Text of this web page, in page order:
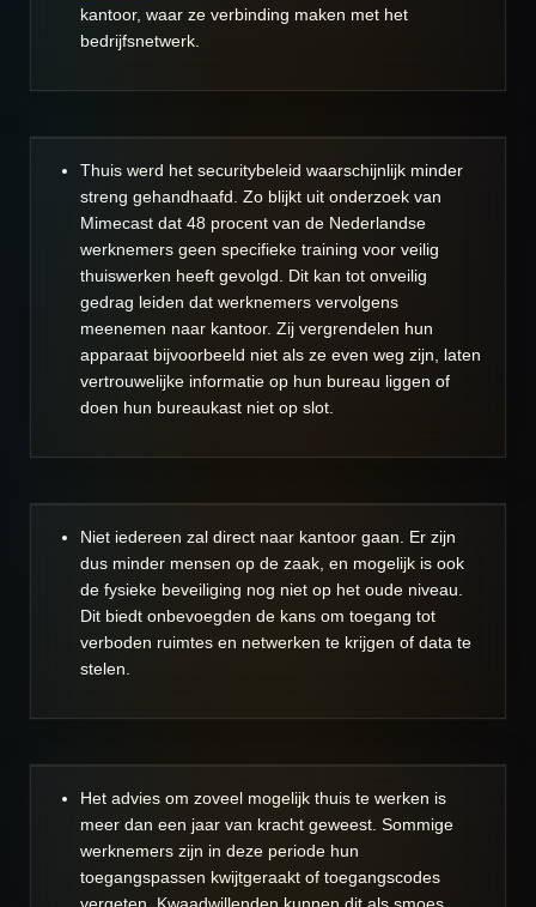
kantoor, waar ze verbinding maken met het
bedrijfsnetwerk.
Thuis werd het securitybeleid waarschijnlijk minder
streng gehandhaafd. Zo blijkt uit onderzoek van
Mimecast dat 48 procent van de Nederlandse
werknemers geen specifieke training voor veilig
thuiswerken heeft gevolgd. Dit kan tot onveilig
gedrag leiden dat werknemers vervolgens
meenemen naar kantoor. Zij vergrendelen hun
apparaat bijvoorbeeld niet als ze even weg zijn, laten
vertrouwelijke informatie op hun bureau liggen of
doen hun bureaukast niet op slot.
Niet iedereen zal direct naar kantoor gaan. Er zijn
dus minder mensen op de zaak, en mogelijk is ook
de fysieke beveiliging nog niet op het oude niveau.
Dit biedt onbevoegden de kans om toegang tot
verboden ruimtes en netwerken te krijgen of data te
stelen.
Het advies om zoveel mogelijk thuis te werken is
meer dan een jaar van kracht geweest. Sommige
werknemers zijn in deze periode hun
toegangspassen kwijtgeraakt of toegangscodes